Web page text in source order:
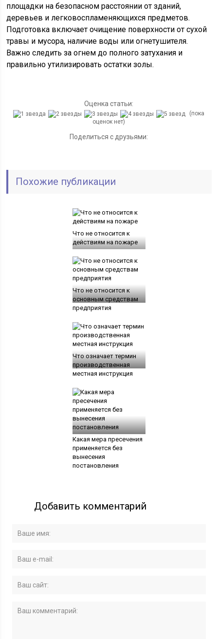
площадки на безопасном расстоянии от зданий,
деревьев и легковоспламеняющихся предметов.
Подготовка включает очищение поверхности от сухой
травы и мусора, наличие воды или огнетушителя.
Важно следить за огнем до полного затухания и
правильно утилизировать остатки золы.
Оценка статьи:
(пока
оценок нет)
Поделиться с друзьями:
Похожие публикации
Что не относится к
действиям на пожаре
Что не относится к
основным средствам
предприятия
Что означает термин
производственная
местная инструкция
Какая мера пресечения
применяется без
вынесения
постановления
Добавить комментарий